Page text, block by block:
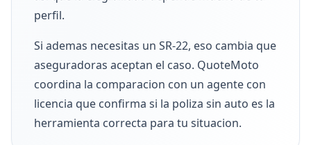
perfil.
Si ademas necesitas un SR-22, eso cambia que
aseguradoras aceptan el caso. QuoteMoto
coordina la comparacion con un agente con
licencia que confirma si la poliza sin auto es la
herramienta correcta para tu situacion.